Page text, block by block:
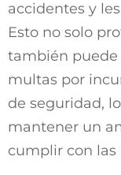
accidentes y
Esto no solo
también puede
multas por
de seguridad,
mantener un
cumplir con las